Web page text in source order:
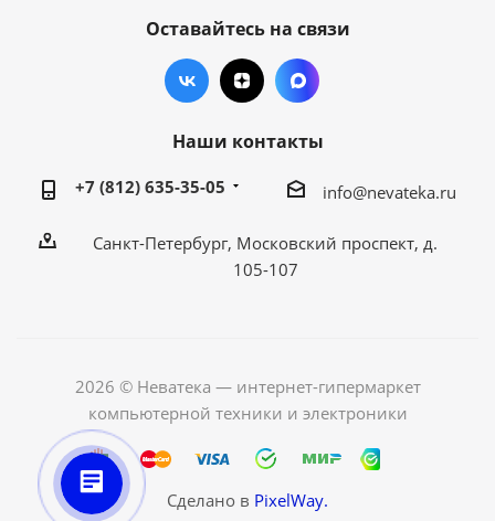
Оставайтесь на связи
Наши контакты
+7 (812) 635-35-05 info@nevateka.ru
Санкт-Петербург, Московский проспект, д.
105-107
2026 © Неватека — интернет-гипермаркет
компьютерной техники и электроники
Сделано в PixelWay.